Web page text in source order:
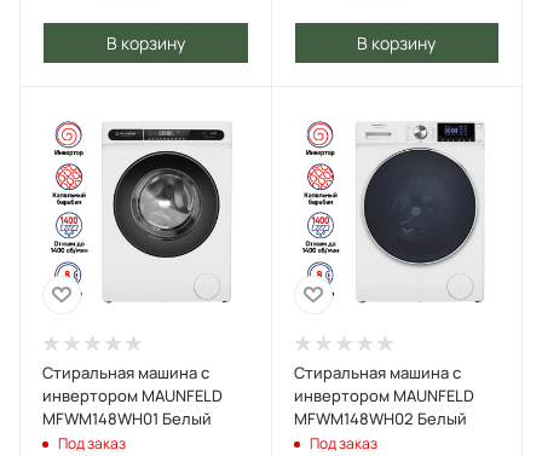
В корзину В корзину
Стиральная машина c
инвертором MAUNFELD
MFWM148WH01 Белый
Под заказ
Стиральная машина c
инвертором MAUNFELD
MFWM148WH02 Белый
Под заказ